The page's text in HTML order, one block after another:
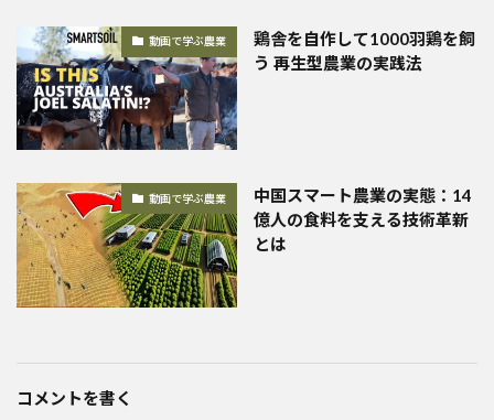
動画で学ぶ農業
鶏舎を自作して1000羽鶏を飼
う 再生型農業の実践法
動画で学ぶ農業
中国スマート農業の実態：14
億人の食料を支える技術革新
とは
コメントを書く